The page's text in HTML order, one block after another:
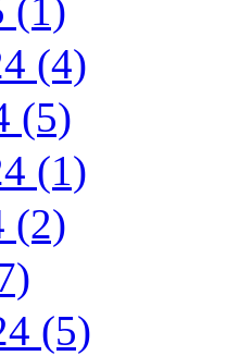
(1)
(4)
(5)
(1)
(2)
(5)